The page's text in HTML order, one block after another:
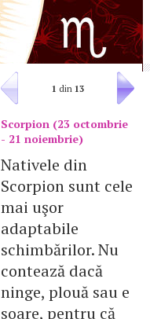
1 din 13
Scorpion (23 octombrie
- 21 noiembrie)
Nativele din
Scorpion sunt cele
mai uşor
adaptabile
schimbărilor. Nu
contează dacă
ninge, plouă sau e
soare, pentru că